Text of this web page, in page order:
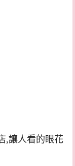
,讓人看的眼花